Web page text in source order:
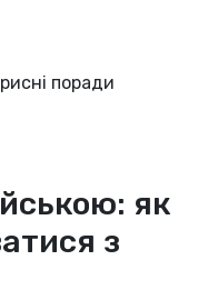
поради
як
з